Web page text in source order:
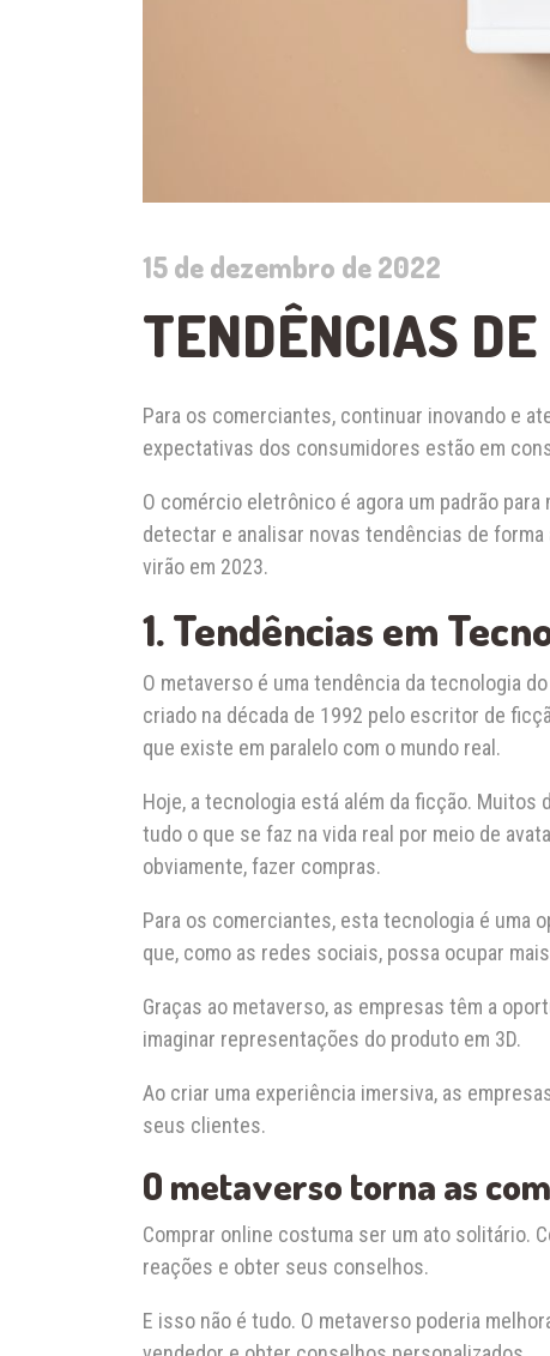
15 de dezembro de 2022
TENDÊNCIAS
Para os comerciantes, continuar inovando e
expectativas dos consumidores estão em
O comércio eletrônico é agora um padrão
detectar e analisar novas tendências de
virão em 2023.
1. Tendências em
O metaverso é uma tendência da tecnologia
criado na década de 1992 pelo escritor de
que existe em paralelo com o mundo real.
Hoje, a tecnologia está além da ficção.
tudo o que se faz na vida real por meio de
obviamente, fazer compras.
Para os comerciantes, esta tecnologia é uma
que, como as redes sociais, possa ocupar
Graças ao metaverso, as empresas têm a
imaginar representações do produto em 3D.
Ao criar uma experiência imersiva, as
seus clientes.
O metaverso torna as
Comprar online costuma ser um ato solitário.
reações e obter seus conselhos.
E isso não é tudo. O metaverso poderia